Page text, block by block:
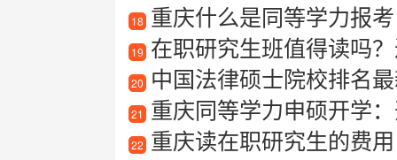
18 重庆什么是同等学力报考
19 在职研究生班值得读吗
20 中国法律硕士院校排名
21 重庆同等学力申硕开学
22 重庆读在职研究生的费用